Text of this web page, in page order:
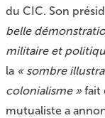
du CIC. Son
belle
militaire et
la « sombre
colonialisme »fait
mutualiste a